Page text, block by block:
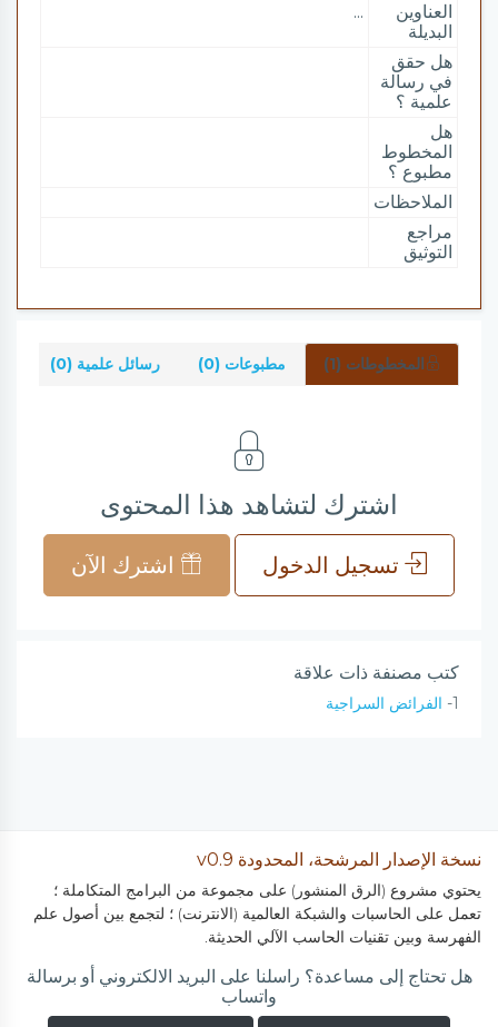
العناوين
البديلة
...
هل حقق
في رسالة
علمية ؟
هل
المخطوط
مطبوع ؟
الملاحظات
مراجع
التوثيق
المخطوطات (1) مطبوعات (0) رسائل علمية (0)
اشترك لتشاهد هذا المحتوى
تسجيل الدخول اشترك الآن
كتب مصنفة ذات علاقة
1- الفرائض السراجية
نسخة الإصدار المرشحة، المحدودة v0.9
يحتوي مشروع (الرق المنشور) على مجموعة من البرامج المتكاملة ؛
تعمل على الحاسبات والشبكة العالمية (الانترنت) ؛ لتجمع بين أصول علم
الفهرسة وبين تقنيات الحاسب الآلي الحديثة.
هل تحتاج إلى مساعدة؟ راسلنا على البريد الالكتروني أو برسالة
واتساب